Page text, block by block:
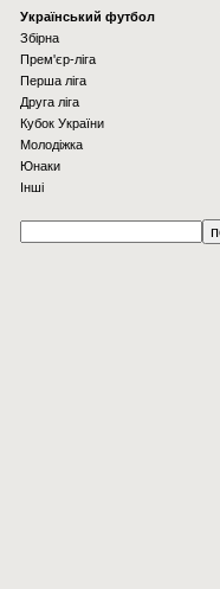
Українcький футбол
Збірна
Прем'єр-ліга
Перша ліга
Друга ліга
Кубок України
Молодіжка
Юнаки
Інші